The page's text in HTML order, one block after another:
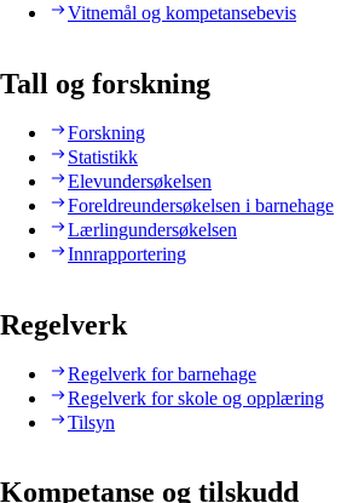
Vitnemål og kompetansebevis
Tall og forskning
Forskning
Statistikk
Elevundersøkelsen
Foreldreundersøkelsen i barnehage
Lærlingundersøkelsen
Innrapportering
Regelverk
Regelverk for barnehage
Regelverk for skole og opplæring
Tilsyn
Kompetanse og tilskudd